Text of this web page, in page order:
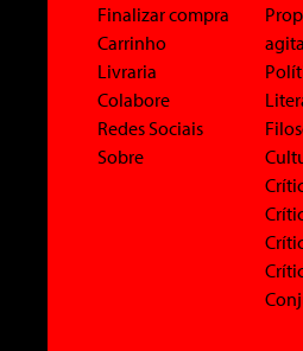
Finalizar compra
Carrinho
Livraria
Colabore
Redes Sociais
Sobre